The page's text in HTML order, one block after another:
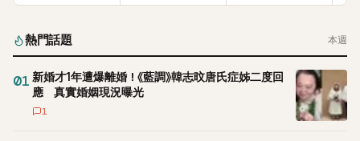
熱門話題 本週
01 新婚才1年遭爆離婚！《藍調》韓志旼唐氏症姊二度回
應 真實婚姻現況曝光
1